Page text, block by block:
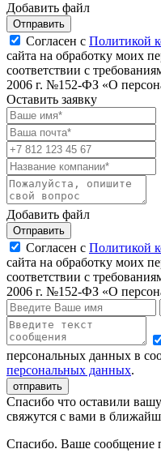
Добавить файл
Отправить
Согласен с Политикой
сайта на обработку моих
соответствии с
2006 г. №152-ФЗ «О
Оставить заявку
Добавить файл
Отправить
Согласен с Политикой
сайта на обработку моих
соответствии с
2006 г. №152-ФЗ «О
персональных данных в
персональных данных.
Спасибо что оставили
свяжутся с вами в
Спасибо. Ваше сообщение